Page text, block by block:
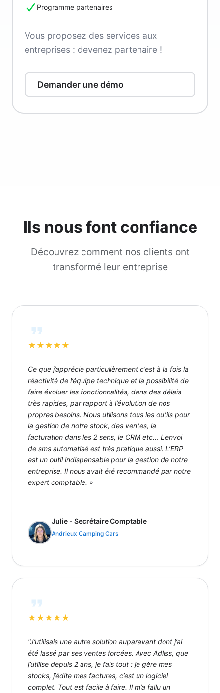
Programme partenaires
Vous proposez des services aux
entreprises : devenez partenaire !
Demander une démo
Ils nous font confiance
Découvrez comment nos clients ont
transformé leur entreprise
★ ★ ★ ★ ★
Ce que j’apprécie particulièrement c’est à la fois la
réactivité de l’équipe technique et la possibilité de
faire évoluer les fonctionnalités, dans des délais
très rapides, par rapport à l’évolution de nos
propres besoins. Nous utilisons tous les outils pour
la gestion de notre stock, des ventes, la
facturation dans les 2 sens, le CRM etc… L’envoi
de sms automatisé est très pratique aussi. L’ERP
est un outil indispensable pour la gestion de notre
entreprise. Il nous avait été recommandé par notre
expert comptable. »
Julie - Secrétaire Comptable
Andrieux Camping Cars
★ ★ ★ ★ ★
"J’utilisais une autre solution auparavant dont j’ai
été lassé par ses ventes forcées. Avec Adliss, que
j’utilise depuis 2 ans, je fais tout : je gère mes
stocks, j’édite mes factures, c’est un logiciel
complet. Tout est facile à faire. Il m’a fallu un